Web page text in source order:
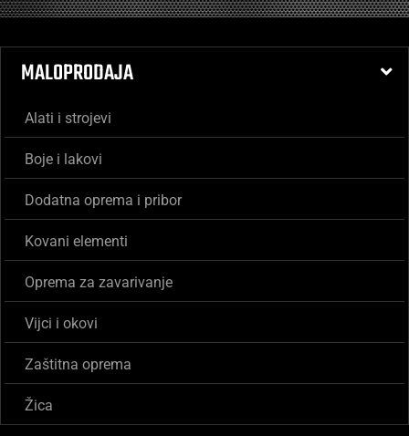
MALOPRODAJA
Alati i strojevi
Boje i lakovi
Dodatna oprema i pribor
Kovani elementi
Oprema za zavarivanje
Vijci i okovi
Zaštitna oprema
Žica